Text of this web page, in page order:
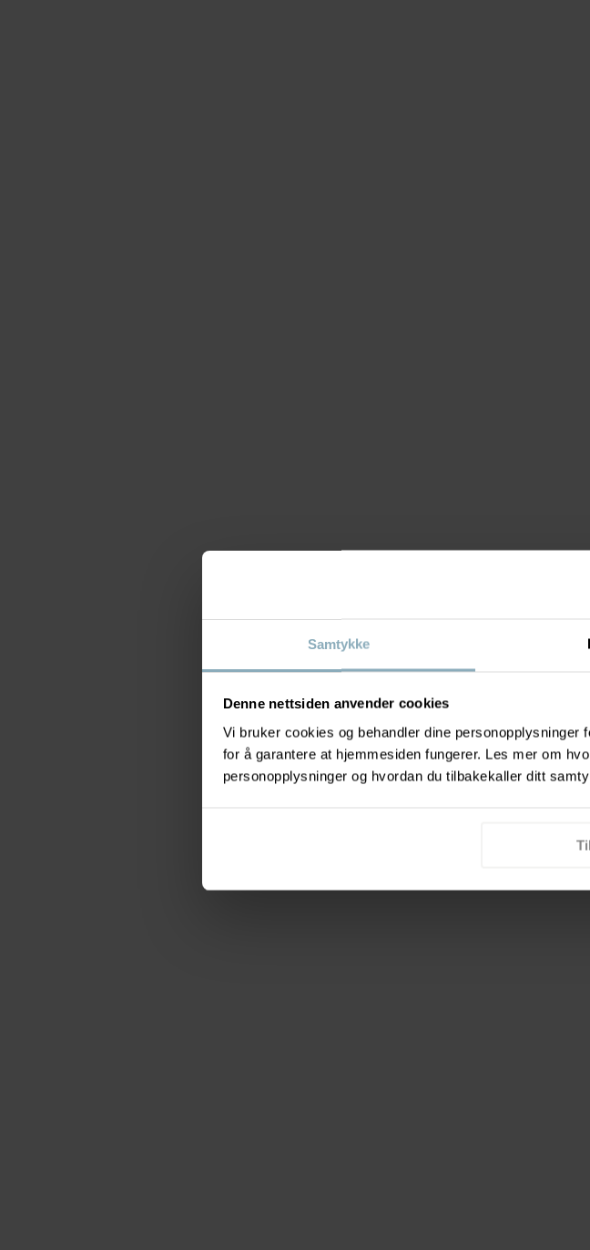
Samtykke
Denne nettsiden anvender cookies
Vi bruker cookies og behandler dine
for å garantere at hjemmesiden fungerer. Les mer om
personopplysninger og hvordan du tilbakekaller ditt